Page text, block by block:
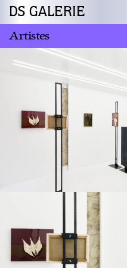
DS GALERIE
Artistes